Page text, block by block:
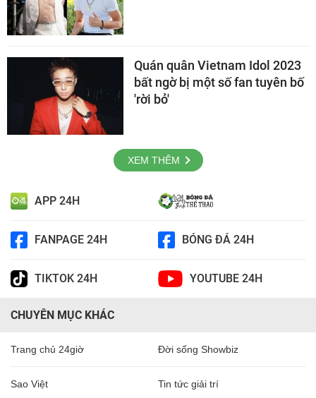
Quán quân Vietnam Idol 2023
bất ngờ bị một số fan tuyên bố
'rời bỏ'
XEM THÊM
APP 24H
FANPAGE 24H BÓNG ĐÁ 24H
TIKTOK 24H YOUTUBE 24H
CHUYÊN MỤC KHÁC
Trang chủ 24giờ Đời sống Showbiz
Sao Việt Tin tức giải trí